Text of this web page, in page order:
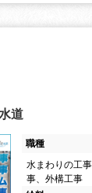
道
職種
水まわりの工
事、外構工事